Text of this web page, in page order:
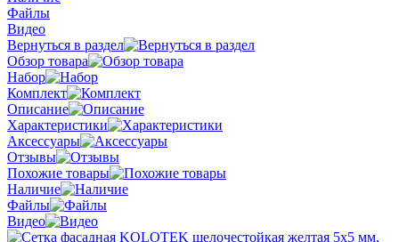
Файлы
Видео
Вернуться в раздел
Обзор товара
Набор
Комплект
Описание
Характеристики
Аксессуары
Отзывы
Похожие товары
Наличие
Файлы
Видео